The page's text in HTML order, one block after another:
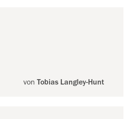
von Tobias Langley-Hunt